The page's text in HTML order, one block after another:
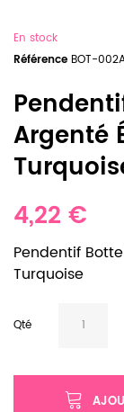
En stock
Référence BOT-
Argenté
4,22 €
Pendentif
Turquoise
Qté